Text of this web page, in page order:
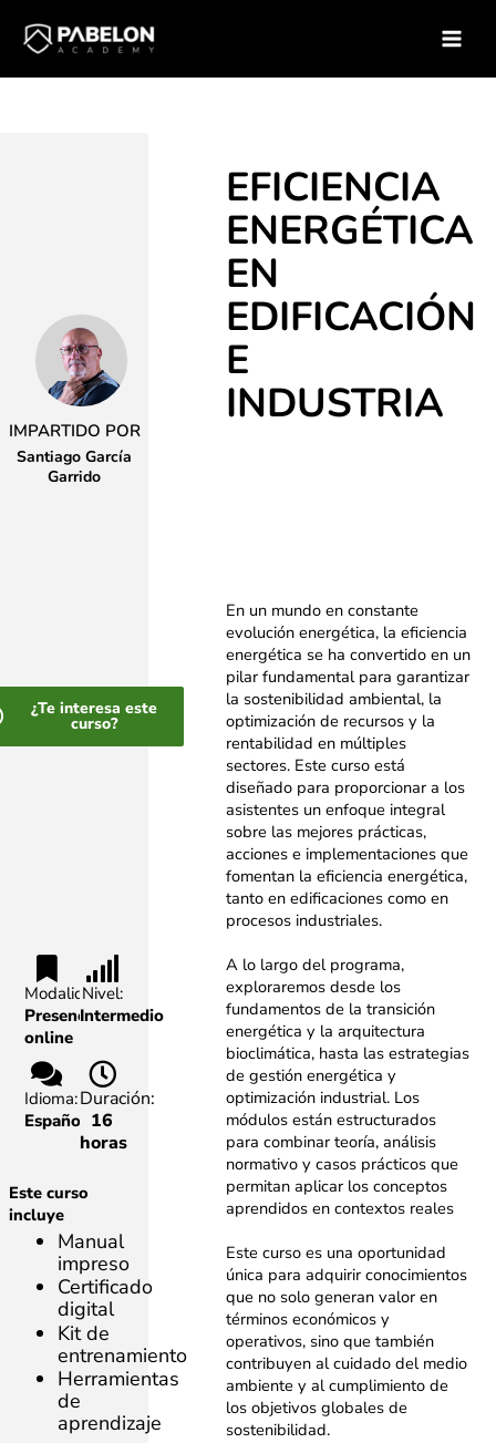
contenido
Inicio Soluciones para empresas
Curso – Eficiencia Energetica en Edificacion e Industria
IMPARTIDO POR
Santiago García
Garrido
¿Te interesa este
curso?
Modalidad:
Presencial,
online
Nivel:
Intermedio
Idioma:
Español
Duración:
16
horas
Este curso
incluye
Manual
impreso
Certificado
digital
Kit de
entrenamiento
Herramientas
de
aprendizaje
EFICIENCIA
ENERGÉTICA
EN
EDIFICACIÓN
E
INDUSTRIA
En un mundo en constante
evolución energética, la eficiencia
energética se ha convertido en un
pilar fundamental para garantizar
la sostenibilidad ambiental, la
optimización de recursos y la
rentabilidad en múltiples
sectores. Este curso está
diseñado para proporcionar a los
asistentes un enfoque integral
sobre las mejores prácticas,
acciones e implementaciones que
fomentan la eficiencia energética,
tanto en edificaciones como en
procesos industriales.
A lo largo del programa,
exploraremos desde los
fundamentos de la transición
energética y la arquitectura
bioclimática, hasta las estrategias
de gestión energética y
optimización industrial. Los
módulos están estructurados
para combinar teoría, análisis
normativo y casos prácticos que
permitan aplicar los conceptos
aprendidos en contextos reales
Este curso es una oportunidad
única para adquirir conocimientos
que no solo generan valor en
términos económicos y
operativos, sino que también
contribuyen al cuidado del medio
ambiente y al cumplimiento de
los objetivos globales de
sostenibilidad.